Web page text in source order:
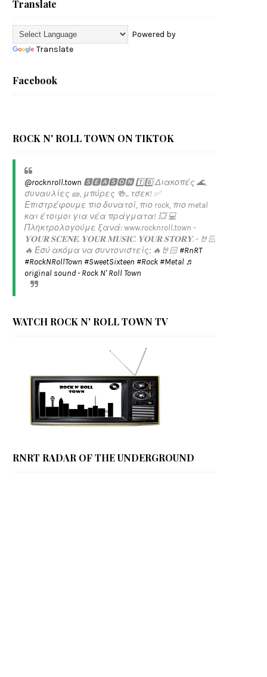
Translate
Powered by
Translate
Facebook
ROCK N' ROLL TOWN ON TIKTOK
@rocknroll.town 🆂🅴🅰🆂🅾🅽 1️⃣6️⃣ Διακοπές 🌊,
συναυλίες 🎫, μπύρες 🍻... τσεκ! ✅️
Επιστρέφουμε πιο δυνατοί, πιο rock, πιο metal
και έτοιμοι για νέα πράγματα! 💥 💻
Πληκτρολογούμε ξανά: www.rocknroll.town -
𝐘𝐎𝐔𝐑 𝐒𝐂𝐄𝐍𝐄. 𝐘𝐎𝐔𝐑 𝐌𝐔𝐒𝐈𝐂. 𝐘𝐎𝐔𝐑 𝐒𝐓𝐎𝐑𝐘. - 🤘🏻
🔥 Εσύ ακόμα να συντονιστείς; 🔥🤘🏻#RnRT
#RockNRollTown #SweetSixteen #Rock #Metal ♬
original sound - Rock N' Roll Town
WATCH ROCK N' ROLL TOWN TV
RNRT RADAR OF THE UNDERGROUND